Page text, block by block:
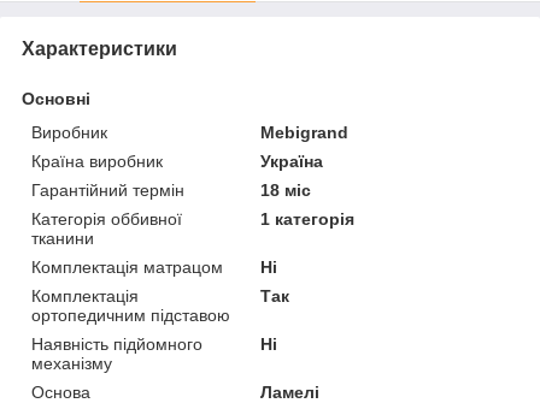
Характеристики
Основні
Виробник
Mebigrand
Країна виробник
Україна
Гарантійний термін
18 міс
Категорія оббивної
тканини
1 категорія
Комплектація матрацом
Ні
Комплектація
ортопедичним підставою
Так
Наявність підйомного
механізму
Ні
Основа
Ламелі